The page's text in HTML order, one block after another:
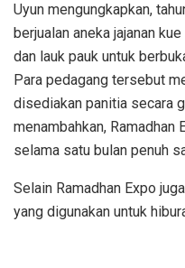
Uyun mengungkapkan,
berjualan aneka jajanan
dan lauk pauk untuk
Para pedagang tersebut
disediakan panitia secara
menambahkan, Ramadhan
selama satu bulan penuh
Selain Ramadhan Expo
yang digunakan untuk